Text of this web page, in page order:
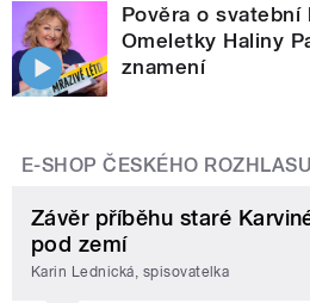
Pověra o svatební
Omeletky Haliny
znamení
E-SHOP ČESKÉHO ROZHLASU
Závěr příběhu staré
pod zemí
Karin Lednická, spisovatelka